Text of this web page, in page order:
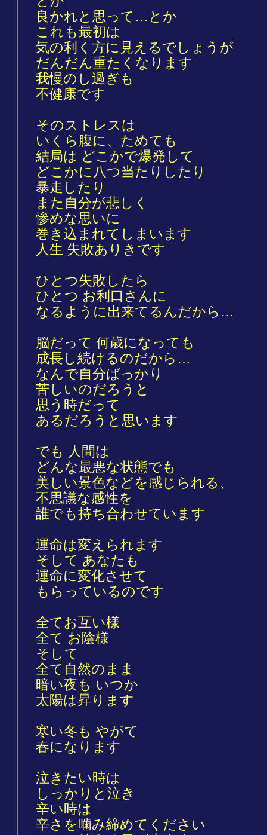
良かれと思って…とか
これも最初は
気の利く方に見えるでしょうが
だんだん重たくなります
我慢のし過ぎも
不健康です
そのストレスは
いくら腹に、ためても
結局は どこかで爆発して
どこかに八つ当たりしたり
暴走したり
また自分が悲しく
惨めな思いに
巻き込まれてしまいます
人生 失敗ありきです
ひとつ失敗したら
ひとつ お利口さんに
なるように出来てるんだから…
脳だって 何歳になっても
成長し続けるのだから…
なんで自分ばっかり
苦しいのだろうと
思う時だって
あるだろうと思います
でも 人間は
どんな最悪な状態でも
美しい景色などを感じられる、
不思議な感性を
誰でも持ち合わせています
運命は変えられます
そして あなたも
運命に変化させて
もらっているのです
全てお互い様
全て お陰様
そして
全て自然のまま
暗い夜も いつか
太陽は昇ります
寒い冬も やがて
春になります
泣きたい時は
しっかりと泣き
辛い時は
辛さを噛み締めてください